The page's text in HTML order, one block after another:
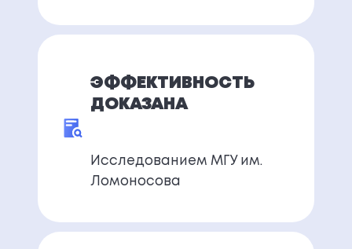
ЭФФЕКТИВНОСТЬ
ДОКАЗАНА
Исследованием МГУ им.
Ломоносова